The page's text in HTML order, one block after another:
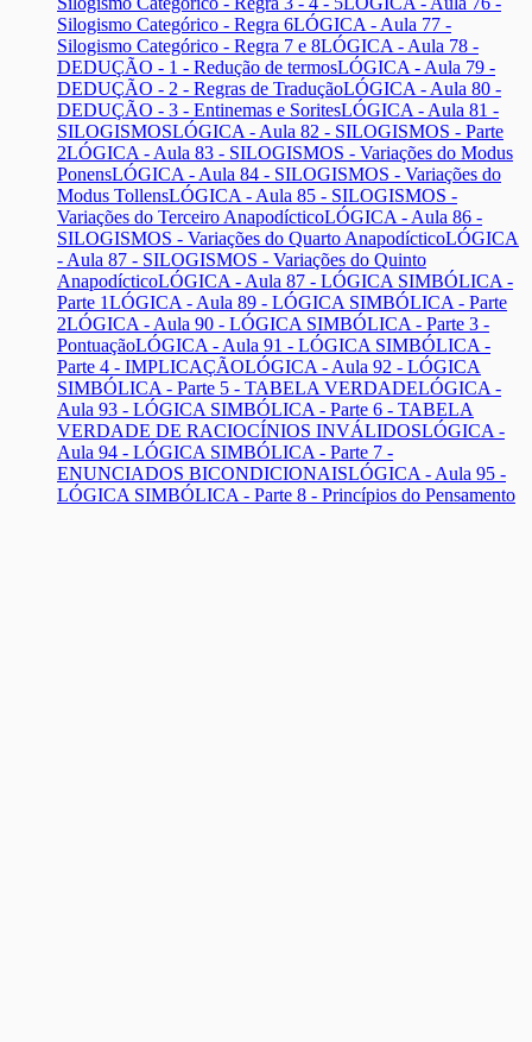
Silogismo Categórico - Regra 6LÓGICA - Aula 77 -
Silogismo Categórico - Regra 7 e 8LÓGICA - Aula 78 -
DEDUÇÃO - 1 - Redução de termosLÓGICA - Aula 79 -
DEDUÇÃO - 2 - Regras de TraduçãoLÓGICA - Aula 80 -
DEDUÇÃO - 3 - Entinemas e SoritesLÓGICA - Aula 81 -
SILOGISMOSLÓGICA - Aula 82 - SILOGISMOS - Parte
2LÓGICA - Aula 83 - SILOGISMOS - Variações do Modus
PonensLÓGICA - Aula 84 - SILOGISMOS - Variações do
Modus TollensLÓGICA - Aula 85 - SILOGISMOS -
Variações do Terceiro AnapodícticoLÓGICA - Aula 86 -
SILOGISMOS - Variações do Quarto AnapodícticoLÓGICA
- Aula 87 - SILOGISMOS - Variações do Quinto
AnapodícticoLÓGICA - Aula 87 - LÓGICA SIMBÓLICA -
Parte 1LÓGICA - Aula 89 - LÓGICA SIMBÓLICA - Parte
2LÓGICA - Aula 90 - LÓGICA SIMBÓLICA - Parte 3 -
PontuaçãoLÓGICA - Aula 91 - LÓGICA SIMBÓLICA -
Parte 4 - IMPLICAÇÃOLÓGICA - Aula 92 - LÓGICA
SIMBÓLICA - Parte 5 - TABELA VERDADELÓGICA -
Aula 93 - LÓGICA SIMBÓLICA - Parte 6 - TABELA
VERDADE DE RACIOCÍNIOS INVÁLIDOSLÓGICA -
Aula 94 - LÓGICA SIMBÓLICA - Parte 7 -
ENUNCIADOS BICONDICIONAISLÓGICA - Aula 95 -
LÓGICA SIMBÓLICA - Parte 8 - Princípios do Pensamento